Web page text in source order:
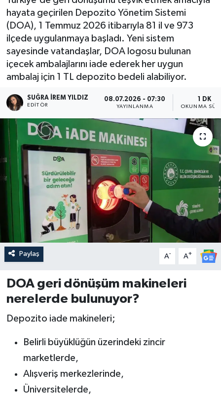
hayata geçirilen Depozito Yönetim Sistemi
(DOA), 1 Temmuz 2026 itibarıyla 81 il ve 973
ilçede uygulanmaya başladı. Yeni sistem
sayesinde vatandaşlar, DOA logosu bulunan
içecek ambalajlarını iade ederek her uygun
ambalaj için 1 TL depozito bedeli alabiliyor.
SUĞRA İREM YILDIZ
EDITÖR
08.07.2026 - 07:30
YAYINLANMA
1 DK
OKUNMA
Paylaş A- A+
DOA geri dönüşüm makineleri
nerelerde bulunuyor?
Depozito iade makineleri;
Belirli büyüklüğün üzerindeki zincir
marketlerde,
Alışveriş merkezlerinde,
Üniversitelerde,